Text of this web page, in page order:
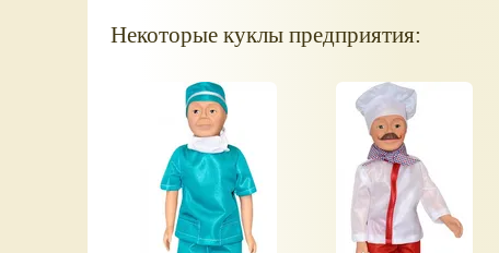
Некоторые куклы предприятия: